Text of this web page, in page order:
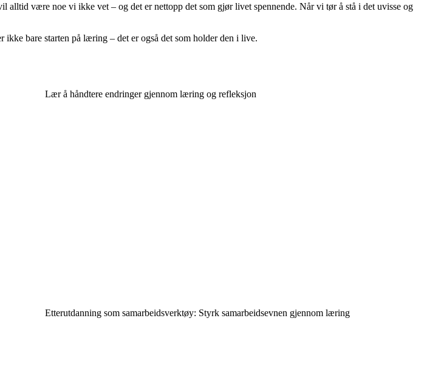
være noe vi ikke vet – og det er nettopp det som gjør livet spennende. Når vi tør å stå i det uvisse og
bare starten på læring – det er også det som holder den i live.
Lær å håndtere endringer gjennom læring og refleksjon
Etterutdanning som samarbeidsverktøy: Styrk samarbeidsevnen gjennom læring